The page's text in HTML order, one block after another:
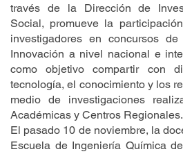
través de la Dirección de
Social, promueve la
investigadores en concursos
Innovación a nivel nacional e
como objetivo compartir con
tecnología, el conocimiento y los
medio de investigaciones
Académicas y Centros Regionales.
El pasado 10 de noviembre, la
Escuela de Ingeniería Química